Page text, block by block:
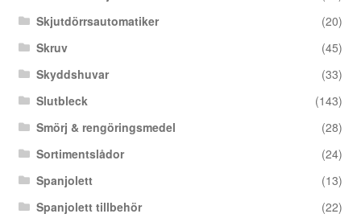
Skjutdörrsautomatiker
(20)
Skruv
(45)
Skyddshuvar
(33)
Slutbleck
(143)
Smörj & rengöringsmedel
(28)
Sortimentslådor
(24)
Spanjolett
(13)
Spanjolett tillbehör
(22)